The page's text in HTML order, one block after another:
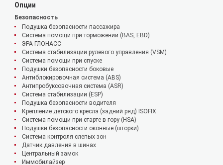
Опции
Безопасность
Подушка безопасности пассажира
Система помощи при торможении (BAS, EBD)
ЭРА-ГЛОНАСС
Система стабилизации рулевого управления (VSM)
Система помощи при спуске
Подушки безопасности боковые
Антиблокировочная система (ABS)
Антипробуксовочная система (ASR)
Система стабилизации (ESP)
Подушка безопасности водителя
Крепление детского кресла (задний ряд) ISOFIX
Система помощи при старте в гору (HSA)
Подушки безопасности оконные (шторки)
Система контроля слепых зон
Датчик давления в шинах
Центральный замок
Иммобилайзер